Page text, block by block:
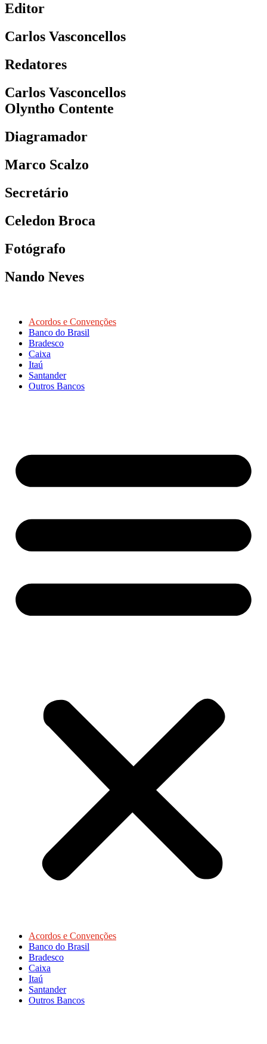
Editor
Carlos Vasconcellos
Redatores
Carlos Vasconcellos
Olyntho Contente
Diagramador
Marco Scalzo
Secretário
Celedon Broca
Fotógrafo
Nando Neves
Acordos e Convenções
Banco do Brasil
Bradesco
Caixa
Itaú
Santander
Outros Bancos
Acordos e Convenções
Banco do Brasil
Bradesco
Caixa
Itaú
Santander
Outros Bancos